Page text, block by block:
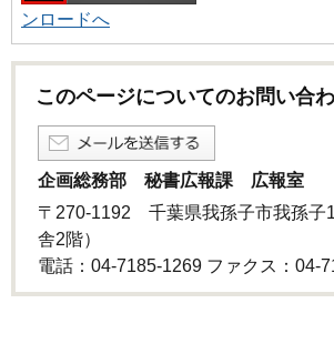
ンロードへ
このページについてのお問い合
企画総務部 秘書広報課 広報室
〒270-1192 千葉県我孫子市我孫子
舎2階）
電話：04-7185-1269 ファクス：04-